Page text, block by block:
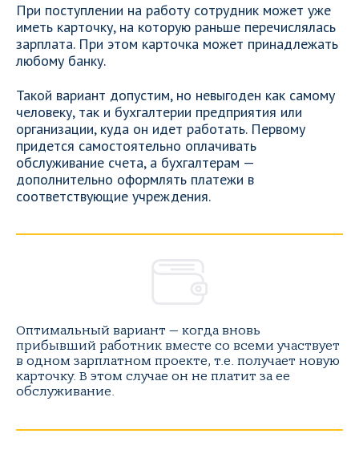
При поступлении на работу сотрудник может уже
иметь карточку, на которую раньше перечислялась
зарплата. При этом карточка может принадлежать
любому банку.
Такой вариант допустим, но невыгоден как самому
человеку, так и бухгалтерии предприятия или
организации, куда он идет работать. Первому
придется самостоятельно оплачивать
обслуживание счета, а бухгалтерам —
дополнительно оформлять платежи в
соответствующие учреждения.
Оптимальный вариант — когда вновь
прибывший работник вместе со всеми участвует
в одном зарплатном проекте, т.е. получает новую
карточку. В этом случае он не платит за ее
обслуживание.